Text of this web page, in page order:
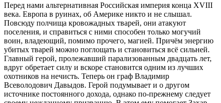
Перед нами альтернативная Российская империя конца XVIII
века. Европа в руинах, об Америке никто и не слышал.
Повсюду полчища кровожадных тварей, они атакуют
поселения, и справиться с ними способен только могучий
воин, владеющий, помимо прочего, магией. Причём энергию
убитых тварей можно поглощать и становиться всё сильней.
Главный герой, пролежавший парализованным двадцать лет,
вдруг обретает силу и вскоре становится одним из лучших
охотников на нечисть. Теперь он граф Владимир
Всеволодович Давыдов. Герой подумывает и о другом
источнике постоянного дохода, однако по-прежнему следует